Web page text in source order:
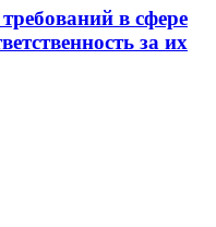
в сфере
за их